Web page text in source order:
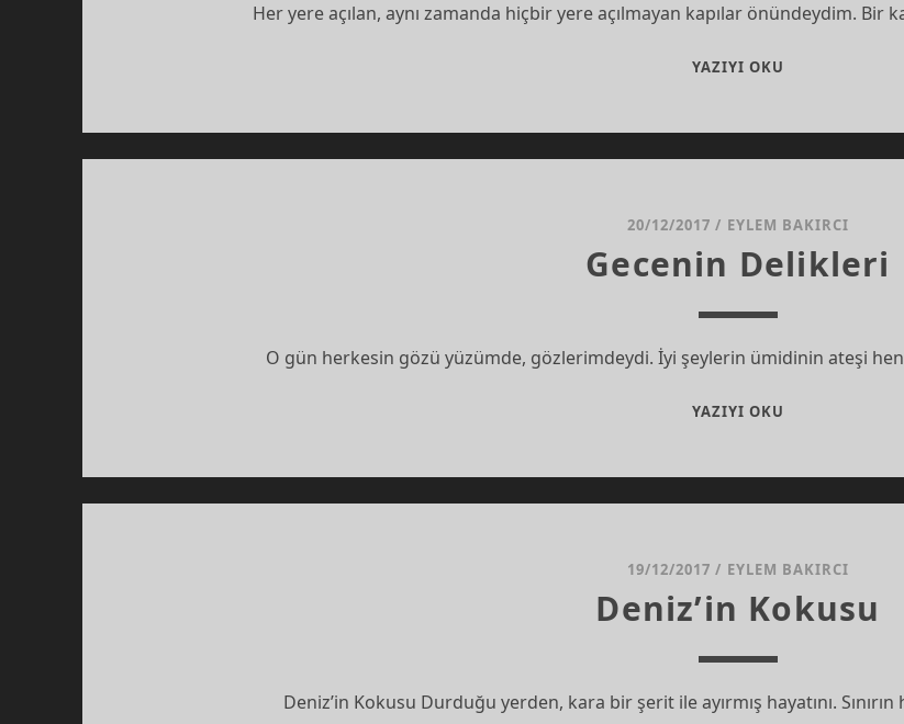
Her yere açılan, aynı zamanda hiçbir yere açılmayan kapılar önündeydim. Bir
YAZIYI OKU
20/12/2017 / EYLEM BAKIRCI
Gecenin Delikleri
O gün herkesin gözü yüzümde, gözlerimdeydi. İyi şeylerin ümidinin ateşi
YAZIYI OKU
19/12/2017 / EYLEM BAKIRCI
Deniz’in Kokusu
Deniz’in Kokusu Durduğu yerden, kara bir şerit ile ayırmış hayatını.